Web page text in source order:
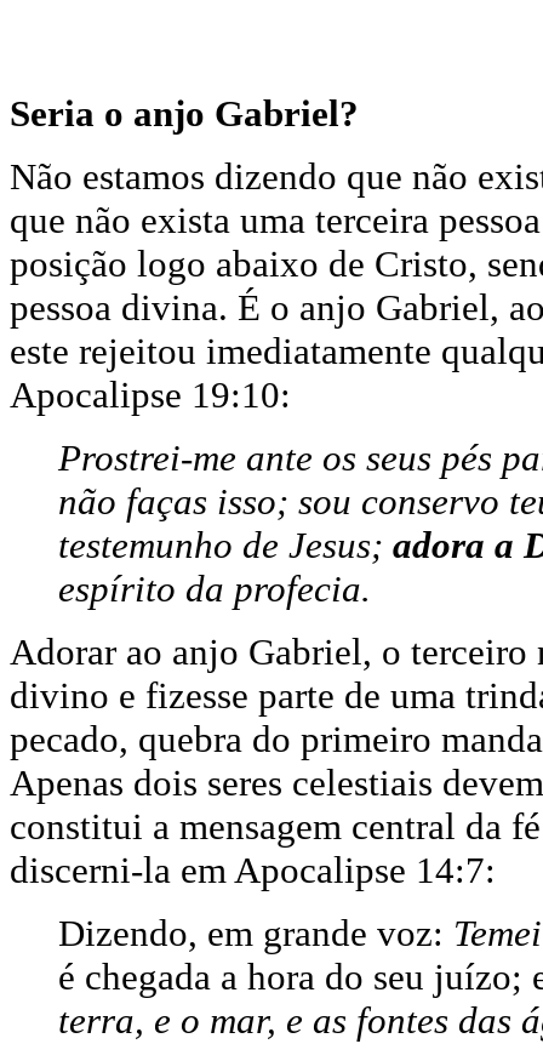
Seria o anjo Gabriel?
Não estamos dizendo que não
que não exista uma terceira
posição logo abaixo de Cristo,
pessoa divina. É o anjo Gabriel,
este rejeitou imediatamente
Apocalipse 19:10:
Prostrei-me ante os seus pés
não faças isso; sou conservo
testemunho de Jesus; adora a
espírito da profecia.
Adorar ao anjo Gabriel, o terceiro
divino e fizesse parte de uma
pecado, quebra do primeiro
Apenas dois seres celestiais
constitui a mensagem central da
discerni-la em Apocalipse 14:7:
Dizendo, em grande voz:
é chegada a hora do seu juízo;
terra, e o mar, e as fontes das